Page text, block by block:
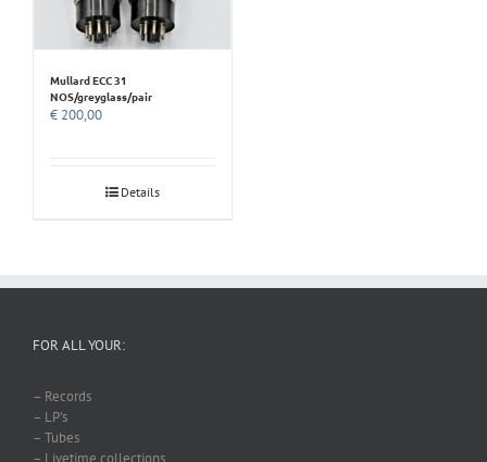
Mullard ECC 31
NOS/greyglass/pair
€ 200,00
Details
FOR ALL YOUR:
– Records
– LP’s
– Tubes